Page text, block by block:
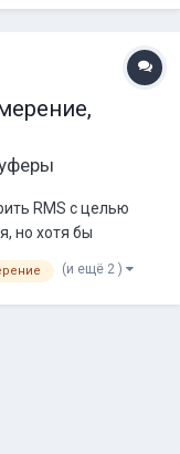
RMS с целью
но хотя бы
Пробовали
пробовали средний,
и не измерять
(и ещё 2 )